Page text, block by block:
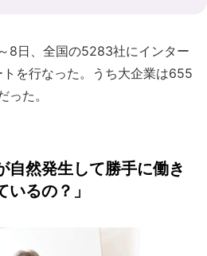
8日、全国の5283社にインター
を行なった。うち大企業は655
た。
自然発生して勝手に働き
るの？」